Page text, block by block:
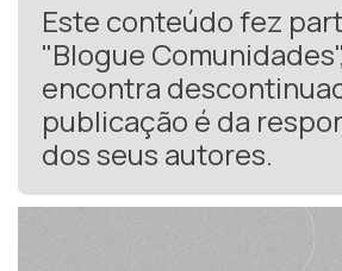
Este conteúdo fez
"Blogue
encontra
publicação é da
dos seus autores.